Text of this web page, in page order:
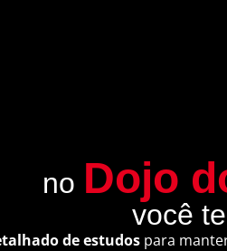
no Dojo
você
de estudos para